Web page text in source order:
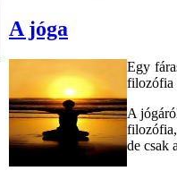
A jóga
Egy
filozófia
A
de csak